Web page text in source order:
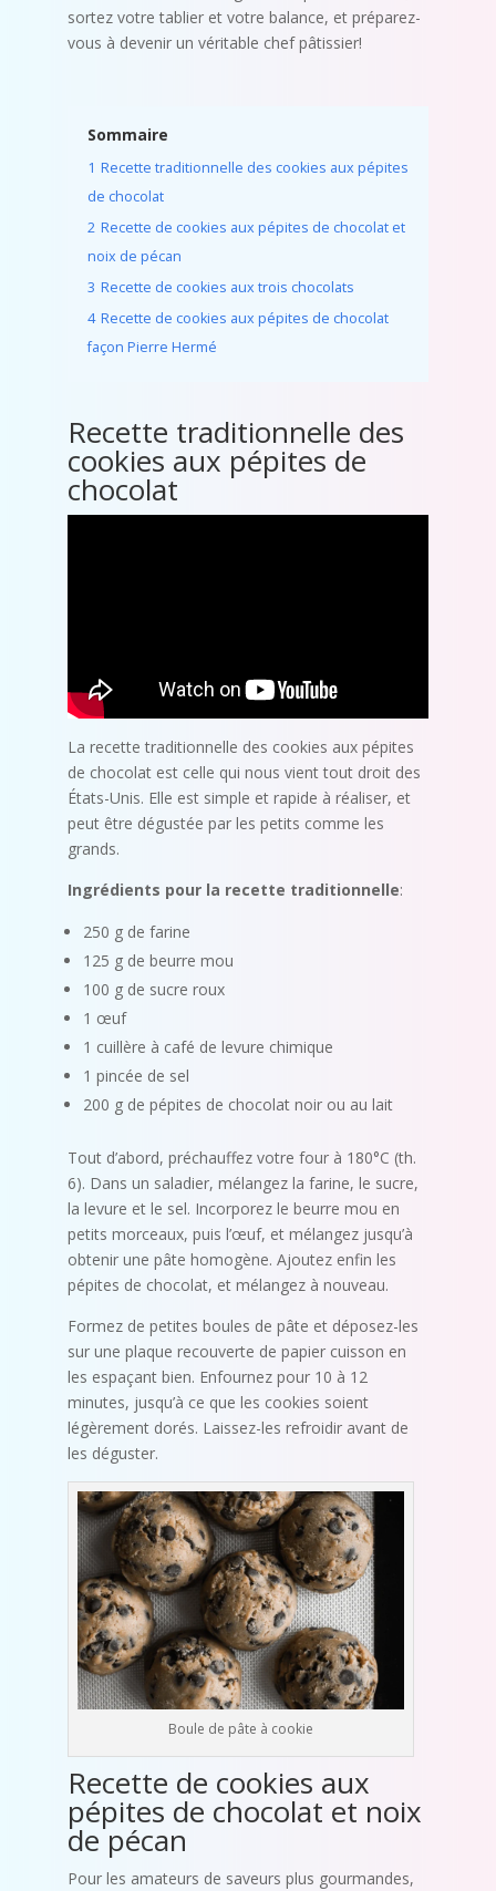
sortez votre tablier et votre balance, et préparez-
vous à devenir un véritable chef pâtissier!
Sommaire
1 Recette traditionnelle des cookies aux pépites
de chocolat
2 Recette de cookies aux pépites de chocolat et
noix de pécan
3 Recette de cookies aux trois chocolats
4 Recette de cookies aux pépites de chocolat
façon Pierre Hermé
Recette traditionnelle des
cookies aux pépites de
chocolat
La recette traditionnelle des cookies aux pépites
de chocolat est celle qui nous vient tout droit des
États-Unis. Elle est simple et rapide à réaliser, et
peut être dégustée par les petits comme les
grands.
Ingrédients pour la recette traditionnelle:
250 g de farine
125 g de beurre mou
100 g de sucre roux
1 œuf
1 cuillère à café de levure chimique
1 pincée de sel
200 g de pépites de chocolat noir ou au lait
Tout d’abord, préchauffez votre four à 180°C (th.
6). Dans un saladier, mélangez la farine, le sucre,
la levure et le sel. Incorporez le beurre mou en
petits morceaux, puis l’œuf, et mélangez jusqu’à
obtenir une pâte homogène. Ajoutez enfin les
pépites de chocolat, et mélangez à nouveau.
Formez de petites boules de pâte et déposez-les
sur une plaque recouverte de papier cuisson en
les espaçant bien. Enfournez pour 10 à 12
minutes, jusqu’à ce que les cookies soient
légèrement dorés. Laissez-les refroidir avant de
les déguster.
Boule de pâte à cookie
Recette de cookies aux
pépites de chocolat et noix
de pécan
Pour les amateurs de saveurs plus gourmandes,